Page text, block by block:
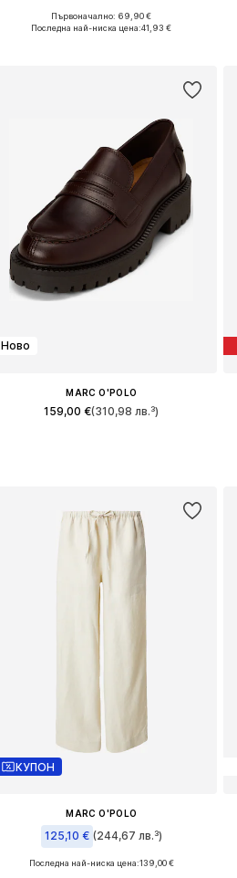
Налични размери: XS, S, M, L, XL
Първоначално: 69,90 €
Последна най-ниска цена:41,93 €
Ново
MARC O'POLO
159,00 €(310,98 лв.³)
КУПОН
MARC O'POLO
125,10 € (244,67 лв.³)
Налични размери: 34, 36, 38, 40, 42
Последна най-ниска цена:139,00 €